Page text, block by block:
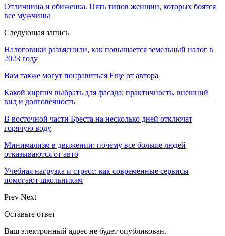
Отличница и обиженка. Пять типов женщин, которых боятся
все мужчины
Следующая запись
Налоговики разъяснили, как повышается земельный налог в
2023 году
Вам также могут понравиться Еще от автора
Какой кирпич выбрать для фасада: практичность, внешний
вид и долговечность
В восточной части Бреста на несколько дней отключат
горячую воду
Минимализм в движении: почему все больше людей
отказываются от авто
Учебная нагрузка и стресс: как современные сервисы
помогают школьникам
Prev Next
Оставьте ответ
Ваш электронный адрес не будет опубликован.